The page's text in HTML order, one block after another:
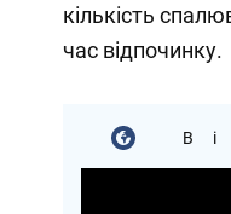
кількість
час відпочинку.